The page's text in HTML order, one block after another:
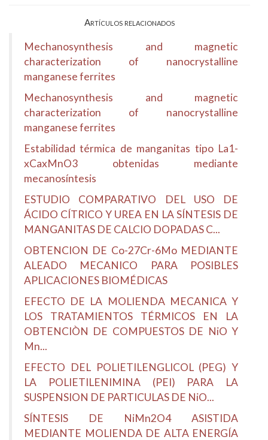
Artículos relacionados
Mechanosynthesis and magnetic
characterization of nanocrystalline
manganese ferrites
Mechanosynthesis and magnetic
characterization of nanocrystalline
manganese ferrites
Estabilidad térmica de manganitas tipo La1-
xCaxMnO3 obtenidas mediante
mecanosíntesis
ESTUDIO COMPARATIVO DEL USO DE
ÁCIDO CÍTRICO Y UREA EN LA SÍNTESIS DE
MANGANITAS DE CALCIO DOPADAS C...
OBTENCION DE Co-27Cr-6Mo MEDIANTE
ALEADO MECANICO PARA POSIBLES
APLICACIONES BIOMÉDICAS
EFECTO DE LA MOLIENDA MECANICA Y
LOS TRATAMIENTOS TÉRMICOS EN LA
OBTENCIÒN DE COMPUESTOS DE NiO Y
Mn...
EFECTO DEL POLIETILENGLICOL (PEG) Y
LA POLIETILENIMINA (PEI) PARA LA
SUSPENSION DE PARTICULAS DE NiO...
SÍNTESIS DE NiMn2O4 ASISTIDA
MEDIANTE MOLIENDA DE ALTA ENERGÍA